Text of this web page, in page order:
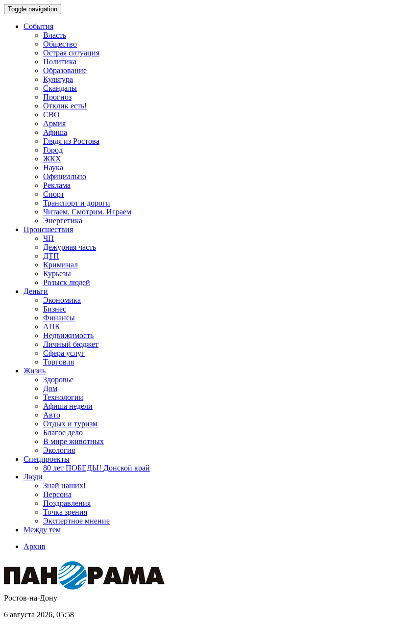
Toggle navigation
События
Власть
Общество
Острая ситуация
Политика
Образование
Культура
Скандалы
Прогноз
Отклик есть!
СВО
Армия
Афиша
Глядя из Ростова
Город
ЖКХ
Наука
Официально
Реклама
Спорт
Транспорт и дороги
Читаем. Смотрим. Играем
Энергетика
Происшествия
ЧП
Дежурная часть
ДТП
Криминал
Курьезы
Розыск людей
Деньги
Экономика
Бизнес
Финансы
АПК
Недвижимость
Личный бюджет
Сфера услуг
Торговля
Жизнь
Здоровье
Дом
Технологии
Афиша недели
Авто
Отдых и туризм
Благое дело
В мире животных
Экология
Спецпроекты
80 лет ПОБЕДЫ! Донской край
Люди
Знай наших!
Персона
Поздравления
Точка зрения
Экспертное мнение
Между тем
Архив
Ростов-на-Дону
6 августа 2026, 05:58